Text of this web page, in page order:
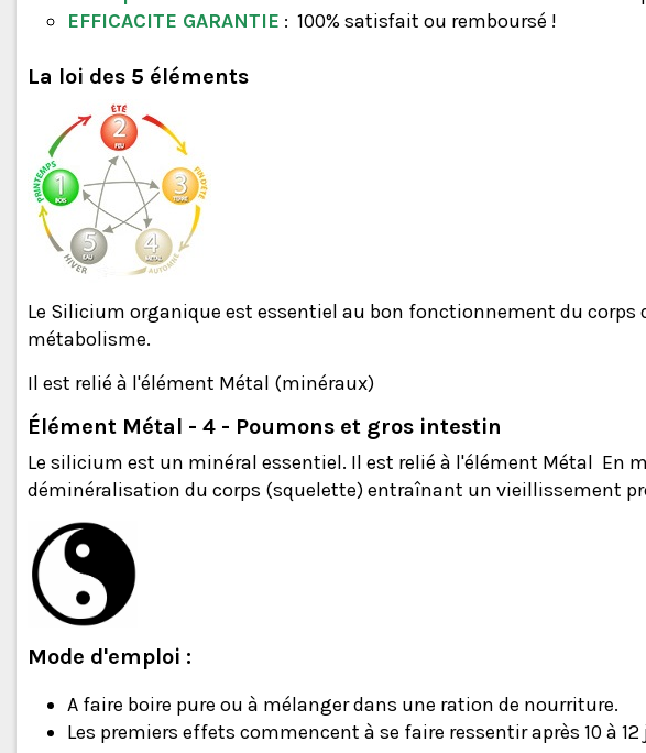
EFFICACITE GARANTIE : 100% satisfait ou remboursé !
La loi des 5 éléments
Le Silicium organique est essentiel au bon fonctionnement du
métabolisme.
Il est relié à l'élément Métal (minéraux)
Élément Métal - 4 - Poumons et gros intestin
Le silicium est un minéral essentiel. Il est relié à l'élément Métal En
déminéralisation du corps (squelette) entraînant un vieillissement
Mode d'emploi :
A faire boire pure ou à mélanger dans une ration de nourriture.
Les premiers effets commencent à se faire ressentir après 10 à